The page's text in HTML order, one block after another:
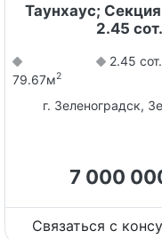
Таунхаус;
2.45 сот.
79.67м2
2.45 сот.
г. Зеленоградск,
7 000
Связаться с